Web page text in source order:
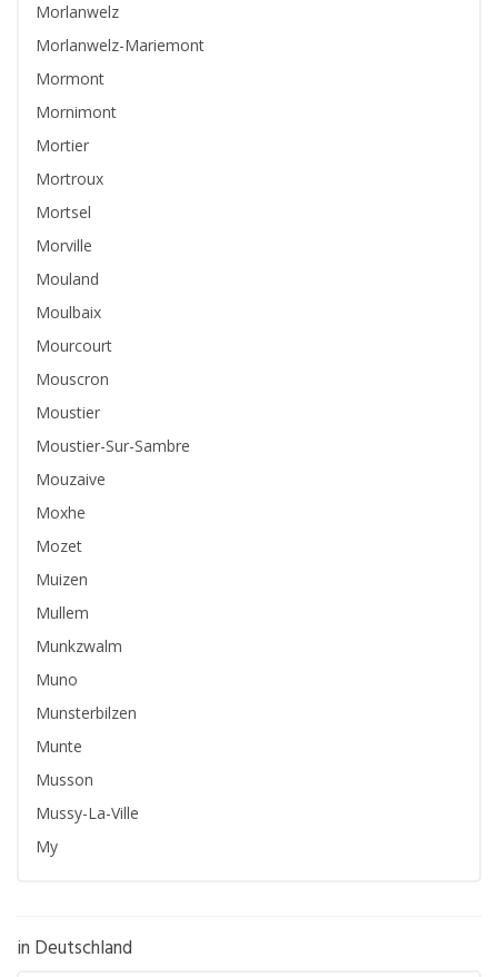
Morlanwelz
Morlanwelz-Mariemont
Mormont
Mornimont
Mortier
Mortroux
Mortsel
Morville
Mouland
Moulbaix
Mourcourt
Mouscron
Moustier
Moustier-Sur-Sambre
Mouzaive
Moxhe
Mozet
Muizen
Mullem
Munkzwalm
Muno
Munsterbilzen
Munte
Musson
Mussy-La-Ville
My
in Deutschland